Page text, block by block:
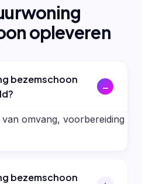
opleveren
bezemschoon
omvang, voorbereiding
bezemschoon